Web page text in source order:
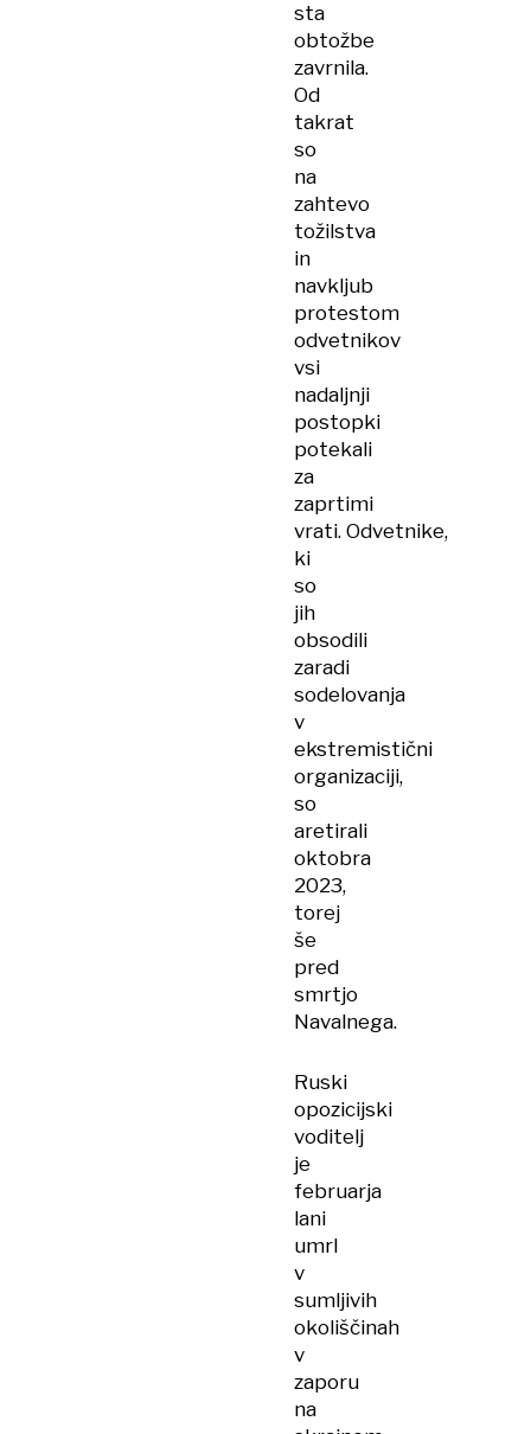
sta
obtožbe
zavrnila.
Od
takrat
so
na
zahtevo
tožilstva
in
navkljub
protestom
odvetnikov
vsi
nadaljnji
postopki
potekali
za
zaprtimi
vrati. Odvetnike,
ki
so
jih
obsodili
zaradi
sodelovanja
v
ekstremistični
organizaciji,
so
aretirali
oktobra
2023,
torej
še
pred
smrtjo
Navalnega.
Ruski
opozicijski
voditelj
je
februarja
lani
umrl
v
sumljivih
okoliščinah
v
zaporu
na